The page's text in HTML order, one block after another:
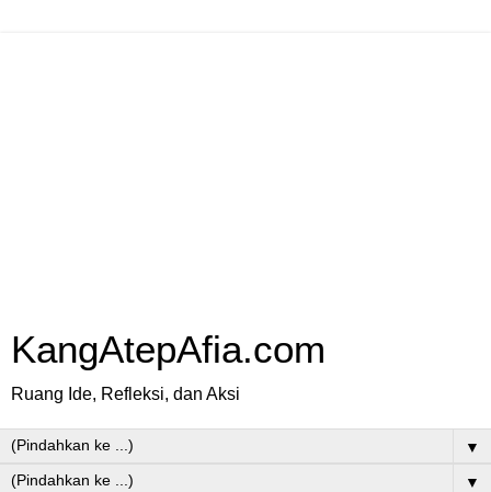
KangAtepAfia.com
Ruang Ide, Refleksi, dan Aksi
▼
▼